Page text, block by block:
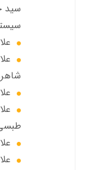
سید